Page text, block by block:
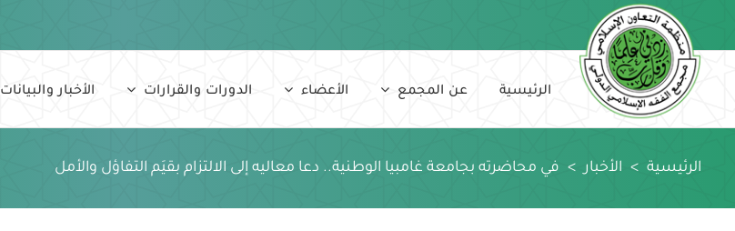
content
الرئيسية عن المجمع الأعضاء الدورات والقرارات الأخبار والبيانات
الرئيسية > الأخبار > في محاضرته بجامعة غامبيا الوطنية.. دعا معاليه إلى الالتزام بقيَم التفاؤل والأمل